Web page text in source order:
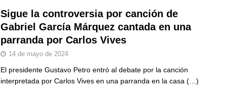
Sigue la controversia por canción de
Gabriel García Márquez cantada en una
parranda por Carlos Vives
14 de mayo de 2024
El presidente Gustavo Petro entró al debate por la canción
interpretada por Carlos Vives en una parranda en la casa (…)